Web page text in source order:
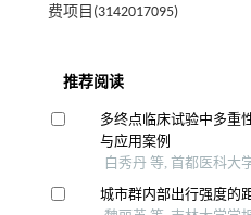
费项目(3142017095)